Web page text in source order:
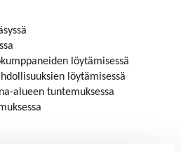
löytämisessä
löytämisessä
alueen tuntemuksessa